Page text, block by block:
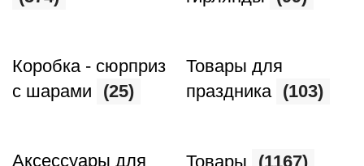
Коробка - сюрприз
с шарами
(25)
Товары для
праздника (103)
Аксессуары для
Товары (1167)